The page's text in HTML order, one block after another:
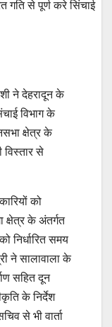
ने देहरादून के
विभाग के
क्षेत्र के
विस्तार से
को
क्षेत्र के अंतर्गत
निर्धारित समय
ने सालावाला के
सहित दून
के निर्देश
से भी वार्ता